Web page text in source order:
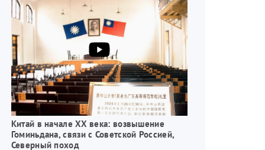
Китай в начале XX века: возвышение
Гоминьдана, связи с Советской Россией,
Северный поход